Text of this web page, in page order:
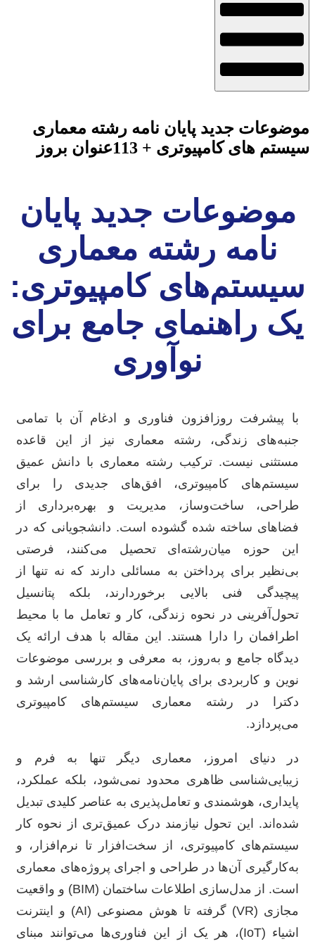
موضوعات جدید پایان نامه رشته معماری
سیستم های کامپیوتری + 113عنوان بروز
موضوعات جدید پایان
نامه رشته معماری
سیستم‌های کامپیوتری:
یک راهنمای جامع برای
نوآوری
با پیشرفت روزافزون فناوری و ادغام آن با تمامی
جنبه‌های زندگی، رشته معماری نیز از این قاعده
مستثنی نیست. ترکیب رشته معماری با دانش عمیق
سیستم‌های کامپیوتری، افق‌های جدیدی را برای
طراحی، ساخت‌وساز، مدیریت و بهره‌برداری از
فضاهای ساخته شده گشوده است. دانشجویانی که در
این حوزه میان‌رشته‌ای تحصیل می‌کنند، فرصتی
بی‌نظیر برای پرداختن به مسائلی دارند که نه تنها از
پیچیدگی فنی بالایی برخوردارند، بلکه پتانسیل
تحول‌آفرینی در نحوه زندگی، کار و تعامل ما با محیط
اطرافمان را دارا هستند. این مقاله با هدف ارائه یک
دیدگاه جامع و به‌روز، به معرفی و بررسی موضوعات
نوین و کاربردی برای پایان‌نامه‌های کارشناسی ارشد و
دکترا در رشته معماری سیستم‌های کامپیوتری
می‌پردازد.
در دنیای امروز، معماری دیگر تنها به فرم و
زیبایی‌شناسی ظاهری محدود نمی‌شود، بلکه عملکرد،
پایداری، هوشمندی و تعامل‌پذیری به عناصر کلیدی تبدیل
شده‌اند. این تحول نیازمند درک عمیق‌تری از نحوه کار
سیستم‌های کامپیوتری، از سخت‌افزار تا نرم‌افزار، و
به‌کارگیری آن‌ها در طراحی و اجرای پروژه‌های معماری
است. از مدل‌سازی اطلاعات ساختمان (BIM) و واقعیت
مجازی (VR) گرفته تا هوش مصنوعی (AI) و اینترنت
اشیاء (IoT)، هر یک از این فناوری‌ها می‌توانند مبنای